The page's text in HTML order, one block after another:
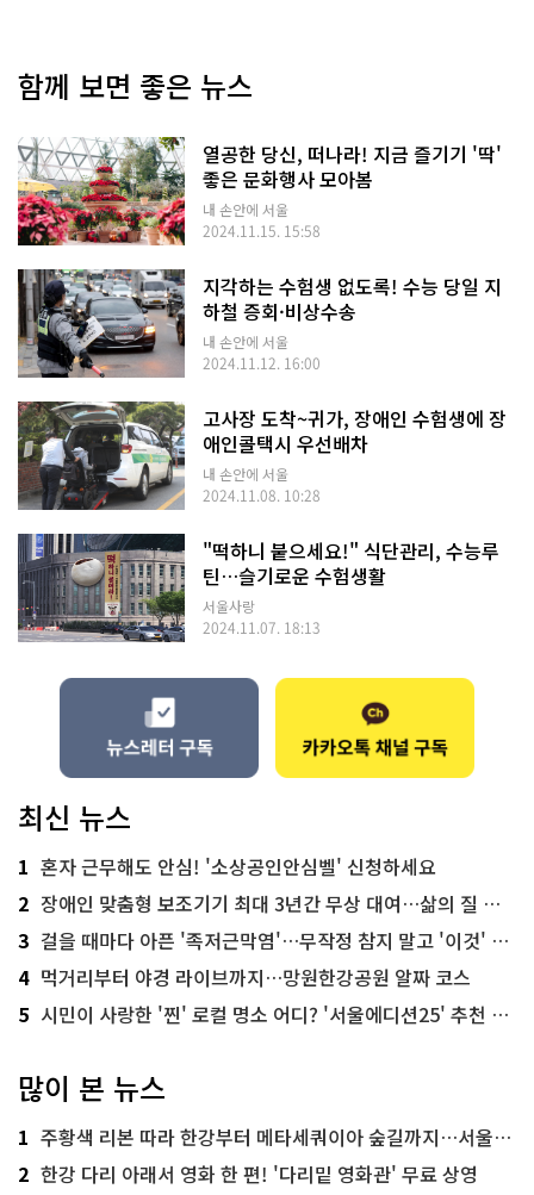
함께 보면 좋은 뉴스
열공한 당신, 떠나라! 지금 즐기기 '딱'
좋은 문화행사 모아봄
내 손안에 서울
2024.11.15. 15:58
지각하는 수험생 없도록! 수능 당일 지
하철 증회·비상수송
내 손안에 서울
2024.11.12. 16:00
고사장 도착~귀가, 장애인 수험생에 장
애인콜택시 우선배차
내 손안에 서울
2024.11.08. 10:28
"떡하니 붙으세요!" 식단관리, 수능루
틴…슬기로운 수험생활
서울사랑
2024.11.07. 18:13
최신 뉴스
1 혼자 근무해도 안심! '소상공인안심벨' 신청하세요
2 장애인 맞춤형 보조기기 최대 3년간 무상 대여…삶의 질 높인다
3 걸을 때마다 아픈 '족저근막염'…무작정 참지 말고 '이것' 해보세요!
4 먹거리부터 야경 라이브까지…망원한강공원 알짜 코스
5 시민이 사랑한 '찐' 로컬 명소 어디? '서울에디션25' 추천 코스
많이 본 뉴스
1 주황색 리본 따라 한강부터 메타세쿼이아 숲길까지…서울둘레길 15코스
2 한강 다리 아래서 영화 한 편! '다리밑 영화관' 무료 상영